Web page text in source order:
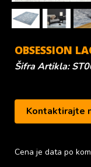
OBSESSION
Šifra Artikla:
Kontaktirajte
Cena je data po